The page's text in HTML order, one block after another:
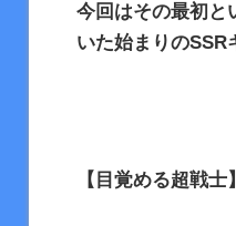
今回はその最初と
いた始まりのSSR
【目覚める超戦